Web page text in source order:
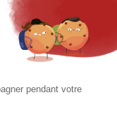
de cookies